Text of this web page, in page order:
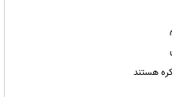
هستند